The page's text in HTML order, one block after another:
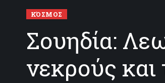
ΚΌΣΜΟΣ
Σουηδία:
νεκρούς και